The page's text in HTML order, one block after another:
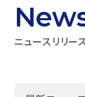
ニュースリリー